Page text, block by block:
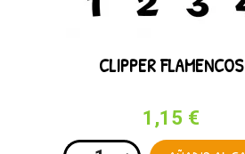
CLIPPER FLAMENCOS
1,15 €